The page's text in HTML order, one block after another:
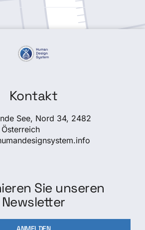
Kontakt
See, Nord 34, 2482
Sie unseren
Newsletter